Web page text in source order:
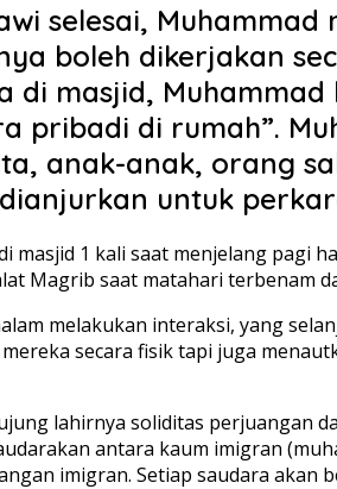
selesai,
boleh dikerjakan
masjid,
pribadi di rumah”.
anak-anak, orang
untuk
masjid 1 kali saat menjelang pagi
Magrib saat matahari terbenam
melakukan interaksi, yang
secara fisik tapi juga
lahirnya soliditas perjuangan
antara kaum imigran
imigran. Setiap saudara akan